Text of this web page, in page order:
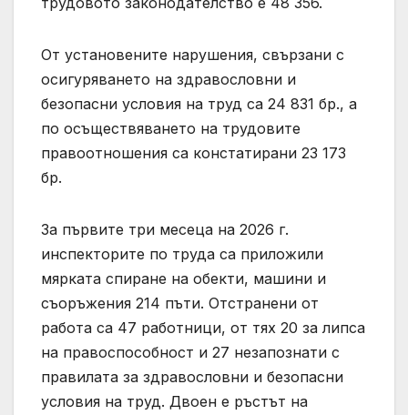
От установените нарушения, свързани с
осигуряването на здравословни и
безопасни условия на труд са 24 831 бр., а
по осъществяването на трудовите
правоотношения са констатирани 23 173
бр.
За първите три месеца на 2026 г.
инспекторите по труда са приложили
мярката спиране на обекти, машини и
съоръжения 214 пъти. Отстранени от
работа са 47 работници, от тях 20 за липса
на правоспособност и 27 незапознати с
правилата за здравословни и безопасни
условия на труд. Двоен е ръстът на